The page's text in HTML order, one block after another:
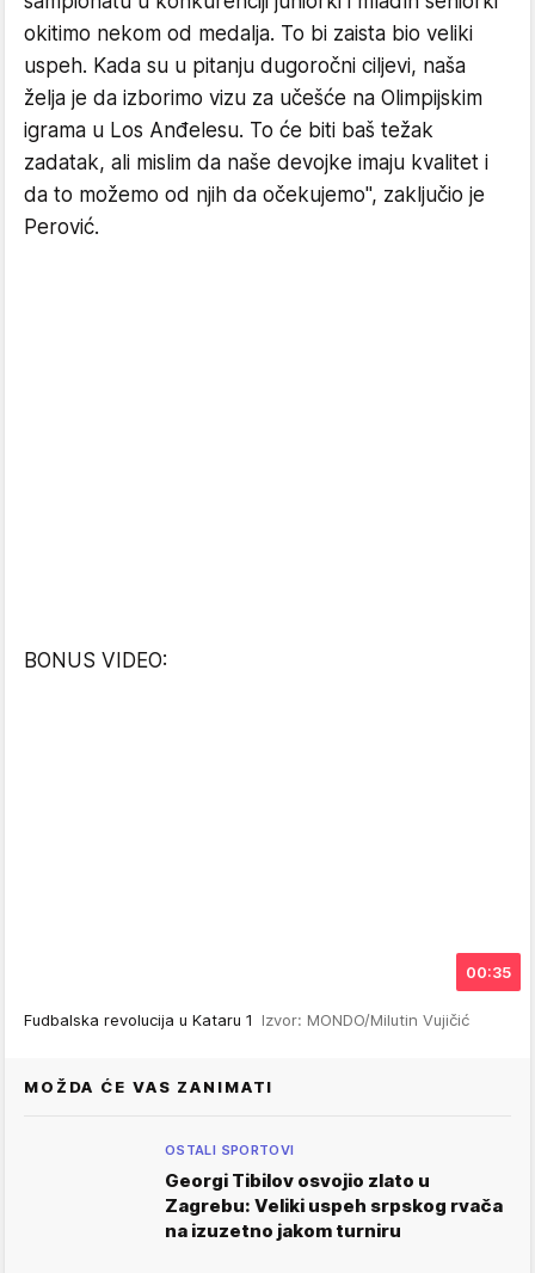
okitimo nekom od medalja. To bi zaista bio veliki
uspeh. Kada su u pitanju dugoročni ciljevi, naša
želja je da izborimo vizu za učešće na Olimpijskim
igrama u Los Anđelesu. To će biti baš težak
zadatak, ali mislim da naše devojke imaju kvalitet i
da to možemo od njih da očekujemo", zaključio je
Perović.
BONUS VIDEO:
00:35
Fudbalska revolucija u Kataru 1 Izvor: MONDO/Milutin Vujičić
MOŽDA ĆE VAS ZANIMATI
OSTALI SPORTOVI
Georgi Tibilov osvojio zlato u
Zagrebu: Veliki uspeh srpskog rvača
na izuzetno jakom turniru